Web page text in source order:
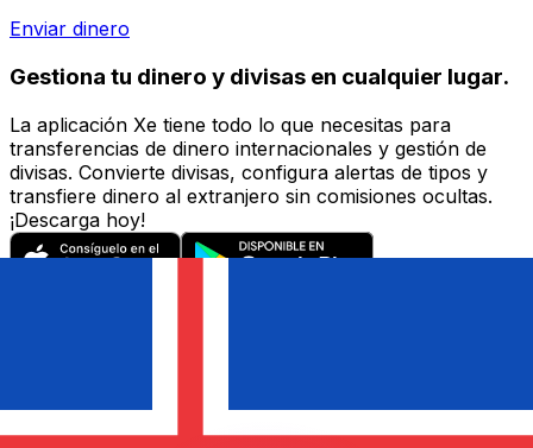
Enviar dinero
Gestiona tu dinero y divisas en cualquier lugar.
La aplicación Xe tiene todo lo que necesitas para
transferencias de dinero internacionales y gestión de
divisas. Convierte divisas, configura alertas de tipos y
transfiere dinero al extranjero sin comisiones ocultas.
¡Descarga hoy!